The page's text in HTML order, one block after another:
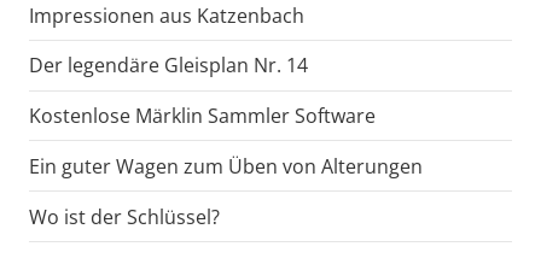
Impressionen aus Katzenbach
Der legendäre Gleisplan Nr. 14
Kostenlose Märklin Sammler Software
Ein guter Wagen zum Üben von Alterungen
Wo ist der Schlüssel?